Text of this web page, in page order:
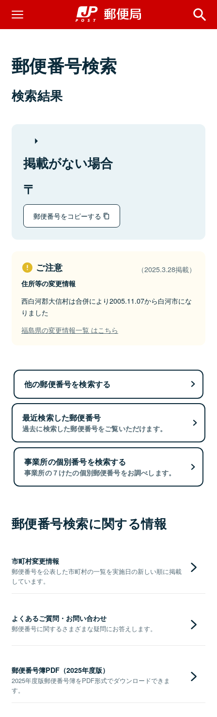
郵便番号検索
検索結果
掲載がない場合
郵便番号をコピーする
ご注意 （2025.3.28掲載）
住所等の変更情報
西白河郡大信村は合併により2005.11.07から白河市にな
りました
福島県の変更情報一覧 はこちら
他の郵便番号を検索する
最近検索した郵便番号
過去に検索した郵便番号をご覧いただけます。
事業所の個別番号を検索する
事業所の７けたの個別郵便番号をお調べします。
郵便番号検索に関する情報
市町村変更情報
郵便番号を公表した市町村の一覧を実施日の新しい順に掲載
しています。
よくあるご質問・お問い合わせ
郵便番号に関するさまざまな疑問にお答えします。
郵便番号簿PDF（2025年度版）
2025年度版郵便番号簿をPDF形式でダウンロードできま
す。